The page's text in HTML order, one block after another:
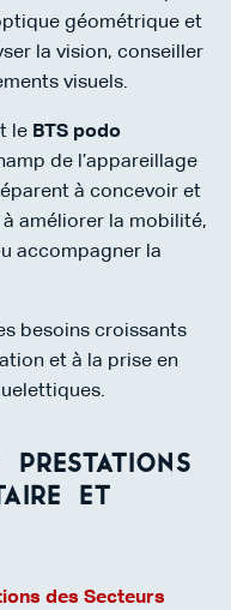
géométrique et
la vision, conseiller
visuels.
le BTS podo
de l’appareillage
à concevoir et
améliorer la mobilité,
accompagner la
besoins croissants
et à la prise en
Prestations
et
des Secteurs